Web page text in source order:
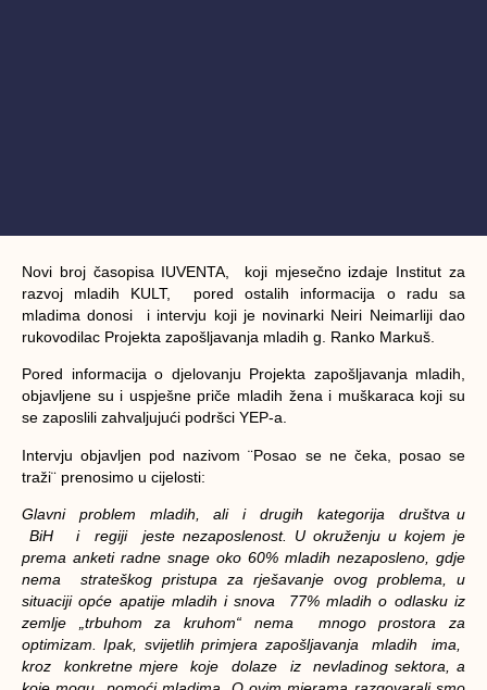
Novi broj časopisa IUVENTA, koji mjesečno izdaje Institut za
razvoj mladih KULT, pored ostalih informacija o radu sa
mladima donosi i intervju koji je novinarki Neiri Neimarliji dao
rukovodilac Projekta zapošljavanja mladih g. Ranko Markuš.
Pored informacija o djelovanju Projekta zapošljavanja mladih,
objavljene su i uspješne priče mladih žena i muškaraca koji su
se zaposlili zahvaljujući podršci YEP-a.
Intervju objavljen pod nazivom ¨Posao se ne čeka, posao se
traži¨ prenosimo u cijelosti:
Glavni problem mladih, ali i drugih kategorija društva u
BiH i regiji jeste nezaposlenost. U okruženju u kojem je
prema anketi radne snage oko 60% mladih nezaposleno, gdje
nema strateškog pristupa za rješavanje ovog problema, u
situaciji opće apatije mladih i snova 77% mladih o odlasku iz
zemlje „trbuhom za kruhom“ nema mnogo prostora za
optimizam. Ipak, svijetlih primjera zapošljavanja mladih ima,
kroz konkretne mjere koje dolaze iz nevladinog sektora, a